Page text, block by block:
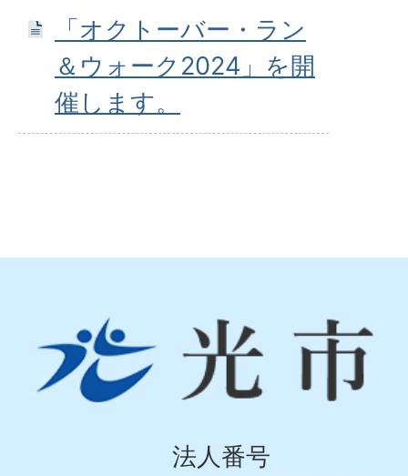
「オクトーバー・ラン
＆ウォーク2024」を開
催します。
市
Hikari
法人番号